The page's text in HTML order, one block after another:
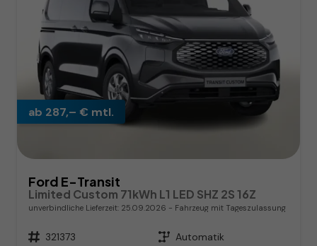
ab 287,– € mtl.
Ford E-Transit
Limited Custom 71kWh L1 LED SHZ 2S 16Z
unverbindliche Lieferzeit: 25.09.2026 Fahrzeug mit Tageszulassung
Fahrzeugnr. 321373 Getriebe Automatik